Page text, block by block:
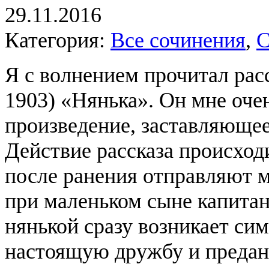
29.11.2016
Категория: Все сочинения,
Я с волнением прочитал
1903) «Нянька». Он мне
произведение,
Действие рассказа
после ранения отправляют
при маленьком сыне
нянькой сразу возникает
настоящую дружбу и